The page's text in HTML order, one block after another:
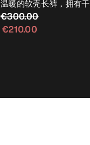
温暖的软壳长裤，拥有
€300.00
€210.00